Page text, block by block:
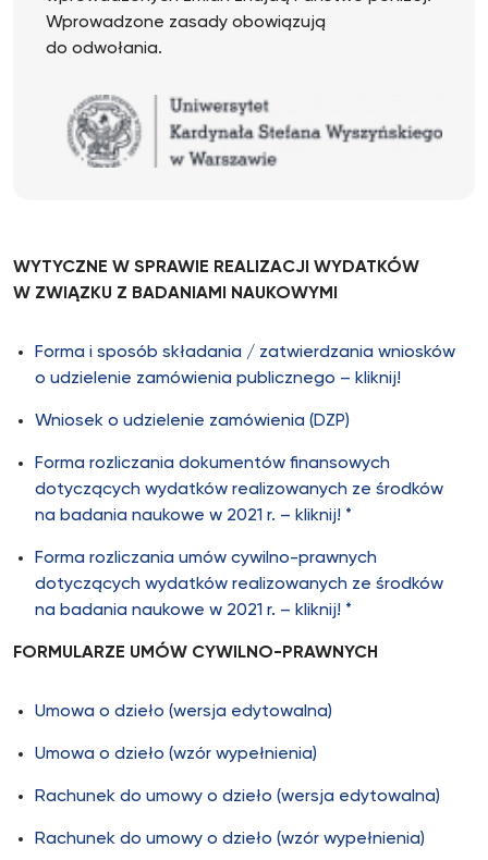
Wprowadzone zasady obowiązują
do odwołania.
WYTYCZNE W SPRAWIE REALIZACJI WYDATKÓW
W ZWIĄZKU Z BADANIAMI NAUKOWYMI
Forma i sposób składania / zatwierdzania wniosków
o udzielenie zamówienia publicznego – kliknij!
Wniosek o udzielenie zamówienia (DZP)
Forma rozliczania dokumentów finansowych
dotyczących wydatków realizowanych ze środków
na badania naukowe w 2021 r. – kliknij! *
Forma rozliczania umów cywilno-prawnych
dotyczących wydatków realizowanych ze środków
na badania naukowe w 2021 r. – kliknij! *
FORMULARZE UMÓW CYWILNO-PRAWNYCH
Umowa o dzieło (wersja edytowalna)
Umowa o dzieło (wzór wypełnienia)
Rachunek do umowy o dzieło (wersja edytowalna)
Rachunek do umowy o dzieło (wzór wypełnienia)